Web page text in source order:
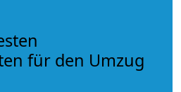
für den Umzug